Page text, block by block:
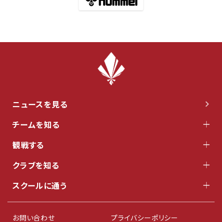
ニュースを見る
チームを知る
観戦する
クラブを知る
スクールに通う
お問い合わせ プライバシーポリシー